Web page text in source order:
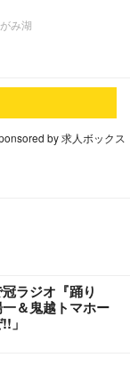
み湖
by 求人ボックス
ラジオ『踊り
＆鬼越トマホー
」